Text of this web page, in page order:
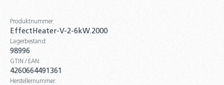
Heizungssysteme BHKW, Wärmepumpen -
300 Liter
200 bis 1.000 Liter Pufferspeicher ohne
Wärmetauscher für Heizung Wärmepumpe
Produktnummer:
EffectHeater-V-2-6kW.2000
Lagerbestand:
98996
GTIN / EAN:
4260664491361
Herstellernummer: